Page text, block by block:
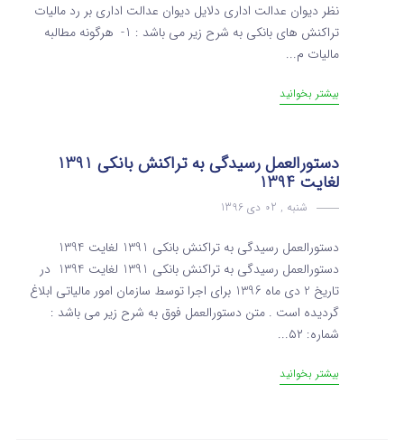
نظر دیوان عدالت اداری دلایل دیوان عدالت اداری بر رد مالیات
تراکنش های بانکی به شرح زیر می باشد : 1- هرگونه مطالبه
مالیات م...
بیشتر بخوانید
دستورالعمل رسیدگی به تراکنش بانکی 1391
لغایت 1394
شنبه , 02 دی 1396
دستورالعمل رسیدگی به تراکنش بانکی 1391 لغایت 1394
دستورالعمل رسیدگی به تراکنش بانکی 1391 لغایت 1394 در
تاریخ 2 دی ماه 1396 برای اجرا توسط سازمان امور مالیاتی ابلاغ
گردیده است . متن دستورالعمل فوق به شرح زیر می باشد :
شماره: ۵۲...
بیشتر بخوانید